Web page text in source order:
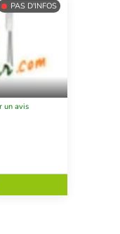
PAS D'INFOS
un avis